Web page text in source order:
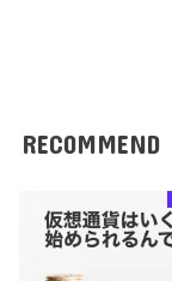
RECOMMEND